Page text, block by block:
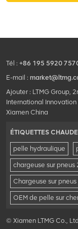
polyvalence et
Tél : +86 195 5920
E-mail :
Ajouter : LTMG Group,
International Innovation
Xiamen China
ÉTIQUETTES
pelle hydraulique
chargeuse sur pneus
Chargeuse sur
OEM de pelle sur
© Xiamen LTMG Co.,